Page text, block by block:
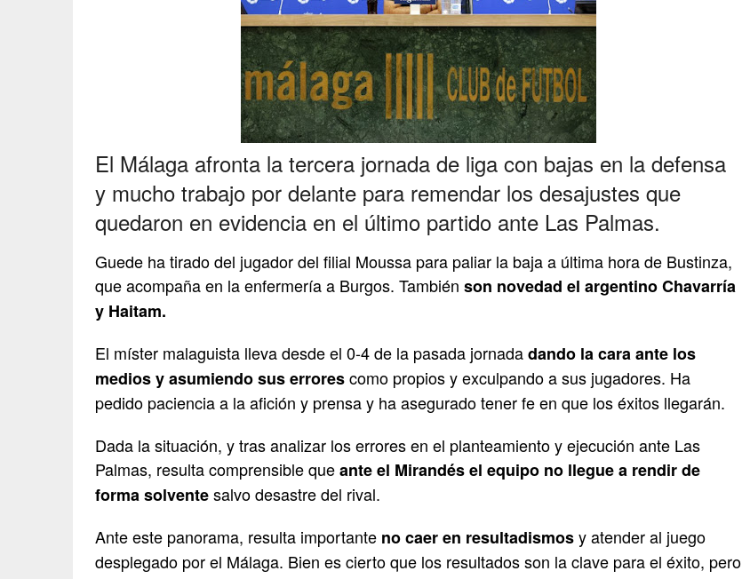
El Málaga afronta la tercera jornada de liga con bajas en la defensa
y mucho trabajo por delante para remendar los desajustes que
quedaron en evidencia en el último partido ante Las Palmas.
Guede ha tirado del jugador del filial Moussa para paliar la baja a última hora de Bustinza,
que acompaña en la enfermería a Burgos. También son novedad el argentino Chavarría
y Haitam.
El míster malaguista lleva desde el 0-4 de la pasada jornadadando la cara ante los
medios y asumiendo sus errorescomo propios y exculpando a sus jugadores. Ha
pedido paciencia a la afición y prensa y ha asegurado tener fe en que los éxitos llegarán.
Dada la situación, y tras analizar los errores en el planteamiento y ejecución ante Las
Palmas, resulta comprensible queante el Mirandés el equipo no llegue a rendir de
forma solventesalvo desastre del rival.
Ante este panorama, resulta importante no caer en resultadismosy atender al juego
desplegado por el Málaga. Bien es cierto que los resultados son la clave para el éxito, pero